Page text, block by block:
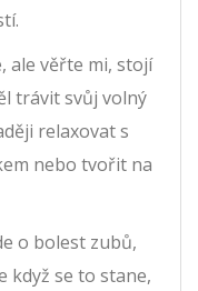
ale věřte mi, stojí
trávit svůj volný
relaxovat s
nebo tvořit na
o bolest zubů,
když se to stane,